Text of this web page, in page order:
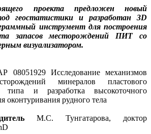
проекта предложен новый
геостатистики и разработан 3D
инструмент для построения
запасов месторождений ПИТ со
визуализатором.
08051929 Исследование механизмов
минералов пластового
типа и разработка высокоточного
оконтуривания рудного тела
М.С. Тунгатарова, доктор